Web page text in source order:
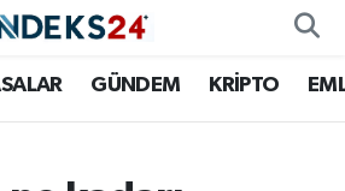
GÜNDEM KRİPTO